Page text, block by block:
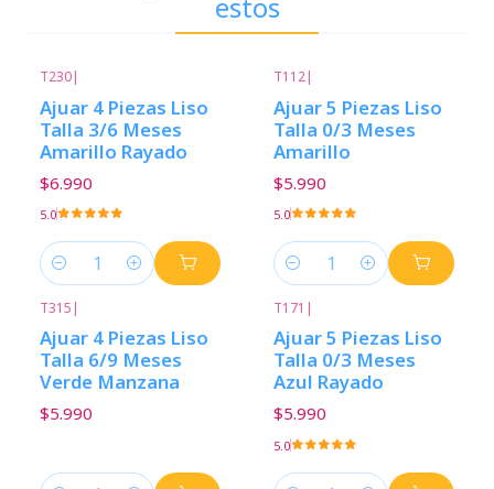
estos
T230|
Ajuar 4 Piezas Liso
Talla 3/6 Meses
Amarillo Rayado
$6.990
5.0
Cantidad
T112|
Ajuar 5 Piezas Liso
Talla 0/3 Meses
Amarillo
$5.990
5.0
Cantidad
T315 |
Ajuar 4 Piezas Liso
Talla 6/9 Meses
Verde Manzana
$5.990
T171 |
Ajuar 5 Piezas Liso
Talla 0/3 Meses
Azul Rayado
$5.990
5.0